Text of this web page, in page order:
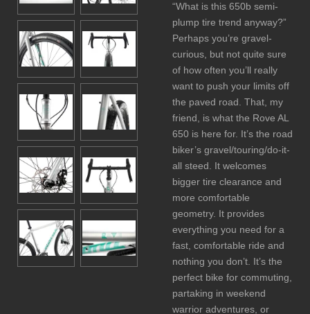
“What is this 650b semi-
plump tire trend anyway?”
Perhaps you’re gravel-
curious, but not quite sure
of how often you’ll really
want to push your limits off
the paved road. That, my
friend, is what the Rove AL
650 is here for. It’s the road
biker’s gravel/touring/do-it-
all steed. It welcomes
bigger tire clearance and
more comfortable
geometry. It provides
everything you need for a
fast, comfortable ride and
nothing you don’t. It’s the
perfect bike for commuting,
partaking in weekend
warrior adventures, or